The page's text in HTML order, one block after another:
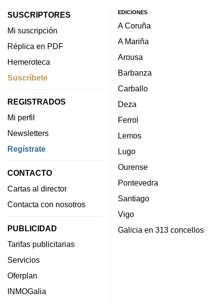
SUSCRIPTORES
Mi suscripción
Réplica en PDF
Hemeroteca
Suscríbete
REGISTRADOS
Mi perfil
Newsletters
Regístrate
CONTACTO
Cartas al director
Contacta con nosotros
PUBLICIDAD
Tarifas publicitarias
Servicios
Oferplan
INMOGalia
EDICIONES
A Coruña
A Mariña
Arousa
Barbanza
Carballo
Deza
Ferrol
Lemos
Lugo
Ourense
Pontevedra
Santiago
Vigo
Galicia en 313 concellos